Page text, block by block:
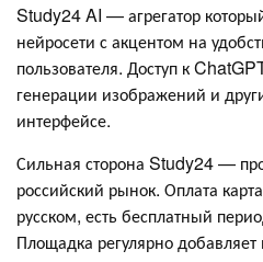
Study24 AI — агрегатор
нейросети с акцентом на
пользователя. Доступ к
генерации изображений и
интерфейсе.
Сильная сторона Study24 —
российский рынок. Оплата
русском, есть бесплатный
Площадка регулярно